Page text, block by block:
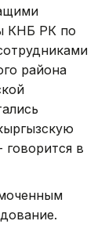
КНБ РК по
района
говорится в